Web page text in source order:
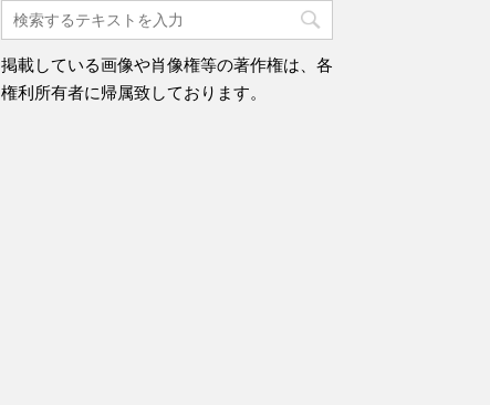
ゴ
リ
ー
掲載している画像や肖像権等の著作権は、各
権利所有者に帰属致しております。